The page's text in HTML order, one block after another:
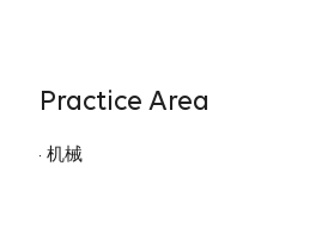
Practice Area
机械